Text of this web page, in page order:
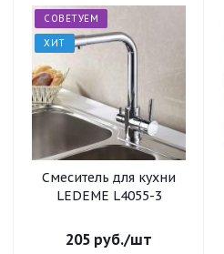
СОВЕТУЕМ
ХИТ
Смеситель для кухни
LEDEME L4055-3
205 руб./шт